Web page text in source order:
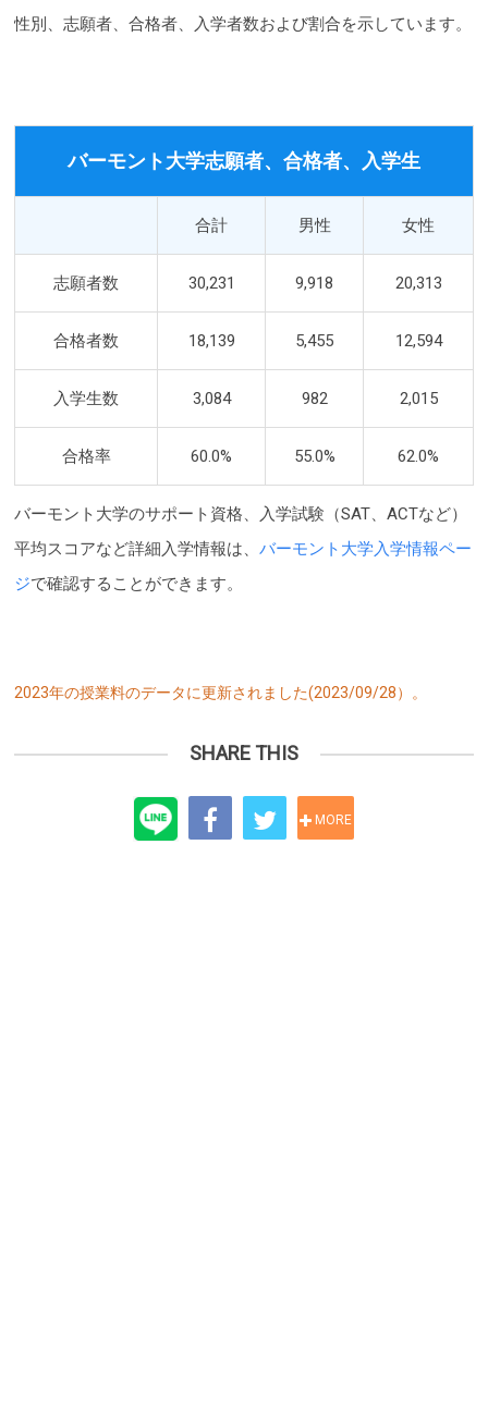
性別、志願者、合格者、入学者数および割合を示しています。
バーモント大学志願者、合格者、入学生
合計 男性 女性
志願者数 30,231 9,918 20,313
合格者数 18,139 5,455 12,594
入学生数 3,084 982 2,015
合格率 60.0% 55.0% 62.0%
バーモント大学のサポート資格、入学試験（SAT、ACTなど）
平均スコアなど詳細入学情報は、 バーモント大学入学情報ペー
ジで確認することができます。
2023年の授業料のデータに更新されました(2023/09/28）。
SHARE THIS
MORE